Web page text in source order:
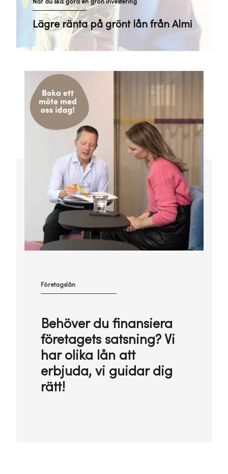
När du ska göra en grön investering
Lägre ränta på grönt lån från Almi
Företagslån
Behöver du finansiera
företagets satsning? Vi
har olika lån att
erbjuda, vi guidar dig
rätt!